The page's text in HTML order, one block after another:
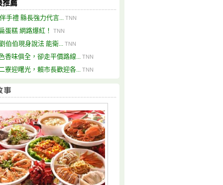
推薦
手禮 縣長強力代言... TNN
蛋糕 網路爆紅！ TNN
伯伯現身說法 能衛... TNN
香味俱全，卻走平價路線... TNN
寮迎曙光，賴市長歡迎各... TNN